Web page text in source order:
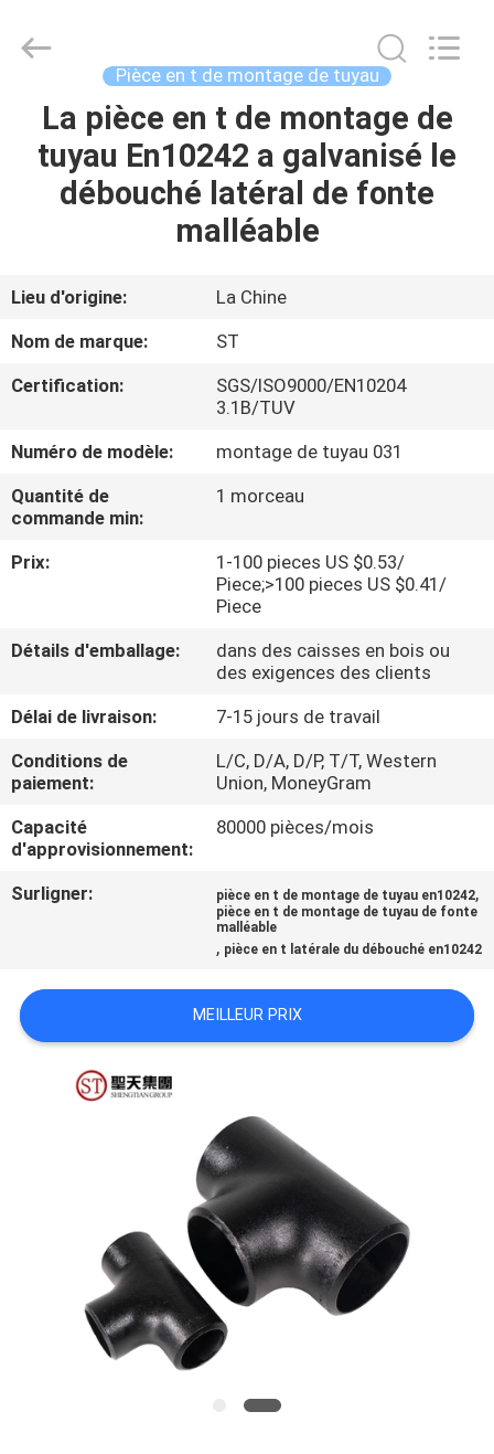
APERÇU
PRODUITS
VR
A
DE
NOUS
D'USINE
CONTRÔLE
DE
LA
QUALITÉ
CONTACT
NOUVELLES
TOUS
POLITIQUE
CONFIDENTIALITÉ
Fittings
Group
Reserved.
Pièce en t de montage de tuyau
La pièce en t de montage de
tuyau En10242 a galvanisé le
débouché latéral de fonte
malléable
Lieu d'origine:
La Chine
Nom de marque:
ST
Certification:
SGS/ISO9000/EN10204
3.1B/TUV
Numéro de modèle:
montage de tuyau 031
Quantité de
commande min:
1 morceau
Prix:
1-100 pieces US $0.53/
Piece;>100 pieces US $0.41/
Piece
Détails d'emballage:
dans des caisses en bois ou
des exigences des clients
Délai de livraison:
7-15 jours de travail
Conditions de
paiement:
L/C, D/A, D/P, T/T, Western
Union, MoneyGram
Capacité
d'approvisionnement:
80000 pièces/mois
Surligner: pièce en t de montage de tuyau en10242,
pièce en t de montage de tuyau de fonte
malléable
, pièce en t latérale du débouché en10242
MEILLEUR PRIX